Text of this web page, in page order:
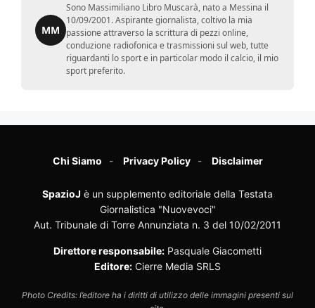
MM
Sono Massimiliano Libro Muscarà, nato a Messina il
10/09/2001. Aspirante giornalista, coltivo la mia
passione attraverso la scrittura di pezzi online,
conduzione radiofonica e trasmissioni sul web, tutte
riguardanti lo sport e in particolar modo il calcio, il mio
sport preferito.
Chi Siamo Privacy Policy Disclaimer
SpazioJ è un supplemento editoriale della Testata
Giornalistica "Nuovevoci"
Aut. Tribunale di Torre Annunziata n. 3 del 10/02/2011
Direttore responsabile: Pasquale Giacometti
Editore: Cierre Media SRLS
Photo Credits: l’editore ha i diritti di utilizzo delle immagini presenti sul